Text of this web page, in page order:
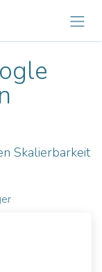
Skalierbarkeit